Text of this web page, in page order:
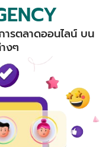
รตลาดออนไลน์ บน
งๆ